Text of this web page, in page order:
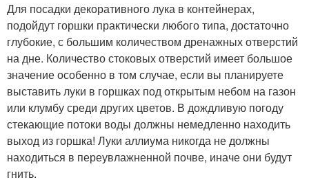
Для посадки декоративного лука в контейнерах,
подойдут горшки практически любого типа, достаточно
глубокие, с большим количеством дренажных отверстий
на дне. Количество стоковых отверстий имеет большое
значение особенно в том случае, если вы планируете
выставить луки в горшках под открытым небом на газон
или клумбу среди других цветов. В дождливую погоду
стекающие потоки воды должны немедленно находить
выход из горшка! Луки аллиума никогда не должны
находиться в переувлажненной почве, иначе они будут
гнить.